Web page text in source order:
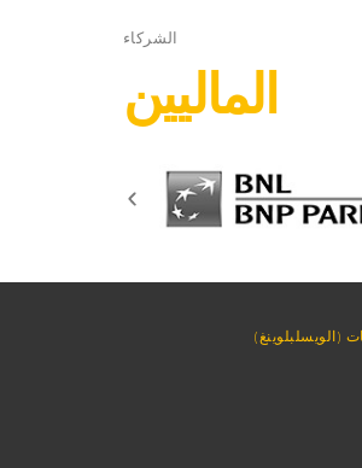
الشركاء
الماليين
(الويسلبلوينغ)